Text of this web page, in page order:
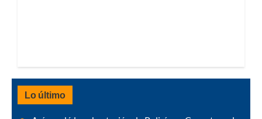
Lo último